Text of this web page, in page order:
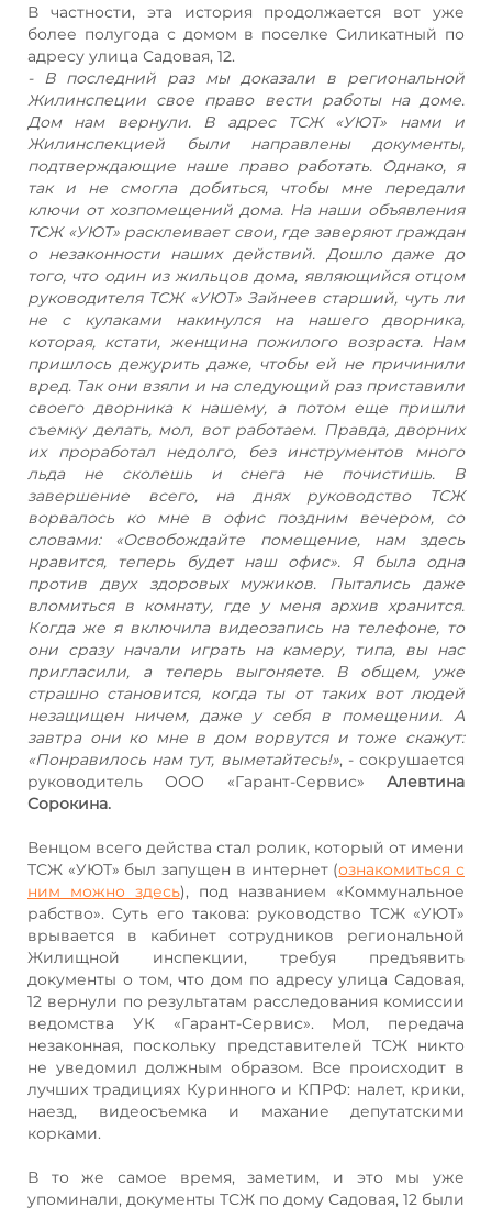
В частности, эта история продолжается вот уже
более полугода с домом в поселке Силикатный по
адресу улица Садовая, 12.
- В последний раз мы доказали в региональной
Жилинспеции свое право вести работы на доме.
Дом нам вернули. В адрес ТСЖ «УЮТ» нами и
Жилинспекцией были направлены документы,
подтверждающие наше право работать. Однако, я
так и не смогла добиться, чтобы мне передали
ключи от хозпомещений дома. На наши объявления
ТСЖ «УЮТ» расклеивает свои, где заверяют граждан
о незаконности наших действий. Дошло даже до
того, что один из жильцов дома, являющийся отцом
руководителя ТСЖ «УЮТ» Зайнеев старший, чуть ли
не с кулаками накинулся на нашего дворника,
которая, кстати, женщина пожилого возраста. Нам
пришлось дежурить даже, чтобы ей не причинили
вред. Так они взяли и на следующий раз приставили
своего дворника к нашему, а потом еще пришли
съемку делать, мол, вот работаем. Правда, дворних
их проработал недолго, без инструментов много
льда не сколешь и снега не почистишь. В
завершение всего, на днях руководство ТСЖ
ворвалось ко мне в офис поздним вечером, со
словами: «Освобождайте помещение, нам здесь
нравится, теперь будет наш офис». Я была одна
против двух здоровых мужиков. Пытались даже
вломиться в комнату, где у меня архив хранится.
Когда же я включила видеозапись на телефоне, то
они сразу начали играть на камеру, типа, вы нас
пригласили, а теперь выгоняете. В общем, уже
страшно становится, когда ты от таких вот людей
незащищен ничем, даже у себя в помещении. А
завтра они ко мне в дом ворвутся и тоже скажут:
«Понравилось нам тут, выметайтесь!», - сокрушается
руководитель ООО «Гарант-Сервис» Алевтина
Сорокина.
Венцом всего действа стал ролик, который от имени
ТСЖ «УЮТ» был запущен в интернет (ознакомиться с
ним можно здесь), под названием «Коммунальное
рабство». Суть его такова: руководство ТСЖ «УЮТ»
врывается в кабинет сотрудников региональной
Жилищной инспекции, требуя предъявить
документы о том, что дом по адресу улица Садовая,
12 вернули по результатам расследования комиссии
ведомства УК «Гарант-Сервис». Мол, передача
незаконная, поскольку представителей ТСЖ никто
не уведомил должным образом. Все происходит в
лучших традициях Куринного и КПРФ: налет, крики,
наезд, видеосъемка и махание депутатскими
корками.
В то же самое время, заметим, и это мы уже
упоминали, документы ТСЖ по дому Садовая, 12 были